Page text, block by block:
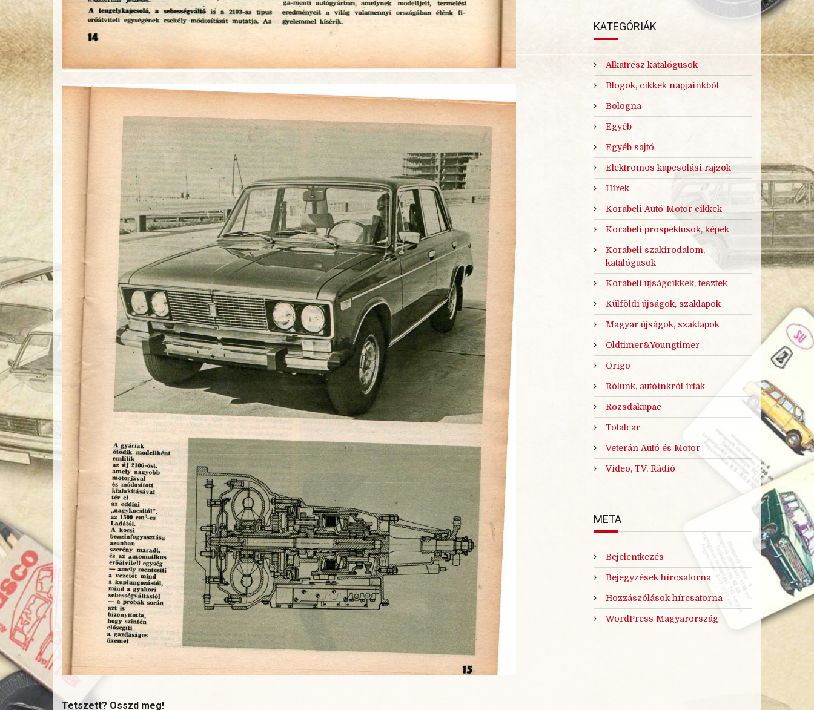
Tetszett? Osszd meg!
KATEGÓRIÁK
Alkatrész katalógusok
Blogok, cikkek napjainkból
Bologna
Egyéb
Egyéb sajtó
Elektromos kapcsolási rajzok
Hírek
Korabeli Autó-Motor cikkek
Korabeli prospektusok, képek
Korabeli szakirodalom,
katalógusok
Korabeli újságcikkek, tesztek
Külföldi újságok, szaklapok
Magyar újságok, szaklapok
Oldtimer&Youngtimer
Origo
Rólunk, autóinkról írták
Rozsdakupac
Totalcar
Veterán Autó és Motor
Video, TV, Rádió
META
Bejelentkezés
Bejegyzések hírcsatorna
Hozzászólások hírcsatorna
WordPress Magyarország